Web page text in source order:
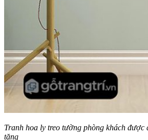
Tranh hoa ly treo tường phòng khách
tặng